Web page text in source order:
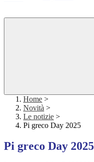
Home >
Novità >
Le notizie >
Pi greco Day 2025
Pi greco Day 2025